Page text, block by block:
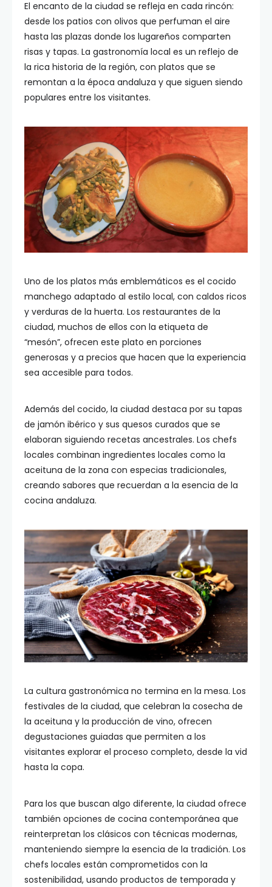
El encanto de la ciudad se refleja en cada rincón:
desde los patios con olivos que perfuman el aire
hasta las plazas donde los lugareños comparten
risas y tapas. La gastronomía local es un reflejo de
la rica historia de la región, con platos que se
remontan a la época andaluza y que siguen siendo
populares entre los visitantes.
Uno de los platos más emblemáticos es el cocido
manchego adaptado al estilo local, con caldos ricos
y verduras de la huerta. Los restaurantes de la
ciudad, muchos de ellos con la etiqueta de
“mesón”, ofrecen este plato en porciones
generosas y a precios que hacen que la experiencia
sea accesible para todos.
Además del cocido, la ciudad destaca por su tapas
de jamón ibérico y sus quesos curados que se
elaboran siguiendo recetas ancestrales. Los chefs
locales combinan ingredientes locales como la
aceituna de la zona con especias tradicionales,
creando sabores que recuerdan a la esencia de la
cocina andaluza.
La cultura gastronómica no termina en la mesa. Los
festivales de la ciudad, que celebran la cosecha de
la aceituna y la producción de vino, ofrecen
degustaciones guiadas que permiten a los
visitantes explorar el proceso completo, desde la vid
hasta la copa.
Para los que buscan algo diferente, la ciudad ofrece
también opciones de cocina contemporánea que
reinterpretan los clásicos con técnicas modernas,
manteniendo siempre la esencia de la tradición. Los
chefs locales están comprometidos con la
sostenibilidad, usando productos de temporada y